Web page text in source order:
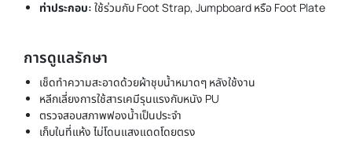
ท่าประกอบ: ใช้ร่วมกับ Foot Strap, Jumpboard หรือ Foot Plate
การดูแลรักษา
เช็ดทำความสะอาดด้วยผ้าชุบน้ำหมาดๆ หลังใช้งาน
หลีกเลี่ยงการใช้สารเคมีรุนแรงกับหนัง PU
ตรวจสอบสภาพฟองน้ำเป็นประจำ
เก็บในที่แห้ง ไม่โดนแสงแดดโดยตรง